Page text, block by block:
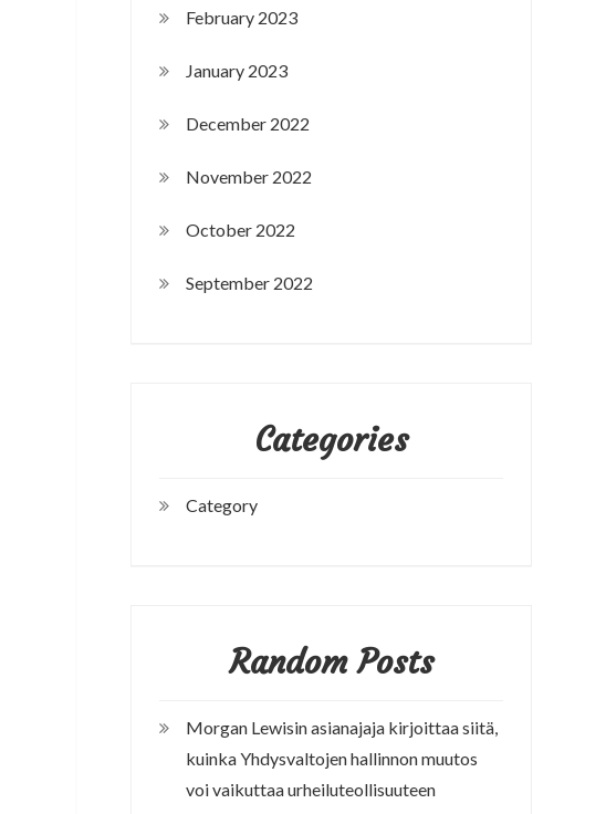
February 2023
January 2023
December 2022
November 2022
October 2022
September 2022
Categories
Category
Random Posts
Morgan Lewisin asianajaja kirjoittaa siitä,
kuinka Yhdysvaltojen hallinnon muutos
voi vaikuttaa urheiluteollisuuteen